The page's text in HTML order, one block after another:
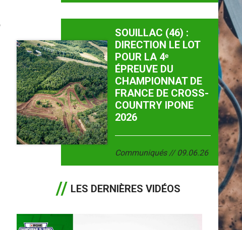
SOUILLAC (46) :
DIRECTION LE LOT
POUR LA 4ᵉ
ÉPREUVE DU
CHAMPIONNAT DE
FRANCE DE CROSS-
COUNTRY IPONE
2026
Communiqués 09.06.26
LES DERNIÈRES VIDÉOS